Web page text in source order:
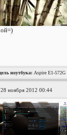
ноутбука:Aspire E1-572G
28 ноября 2012 00:44